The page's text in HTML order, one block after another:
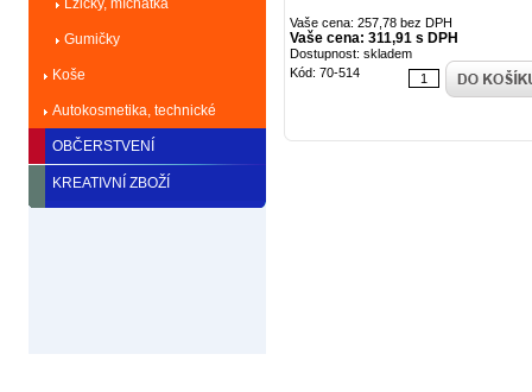
dortové krabice
Lžičky, míchátka
Gumičky
Koše
Autokosmetika, technické
kapaliny
OBČERSTVENÍ
KREATIVNÍ ZBOŽÍ
Vaše cena: 257,78 bez DPH
Vaše cena: 311,91 s DPH
Dostupnost: skladem
Kód: 70-514